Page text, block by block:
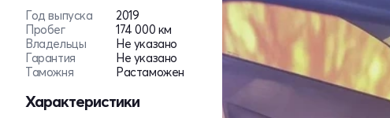
Год выпуска
2019
Пробег
174 000 км
Владельцы
Не указано
Гарантия
Не указано
Таможня
Растаможен
Характеристики